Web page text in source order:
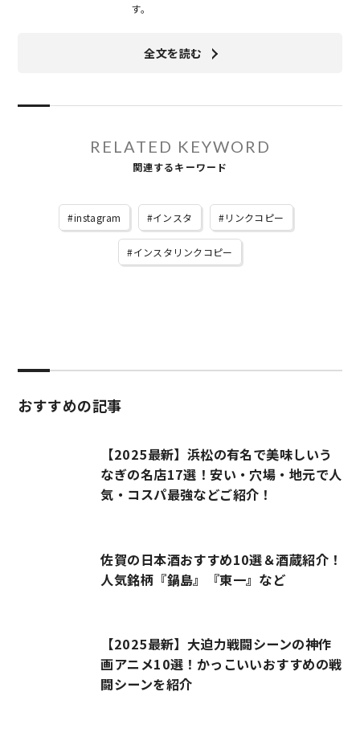
す。
全文を読む
RELATED KEYWORD
関連するキーワード
instagram インスタ リンクコピー
インスタリンクコピー
おすすめの記事
【2025最新】浜松の有名で美味しいう
なぎの名店17選！安い・穴場・地元で人
気・コスパ最強などご紹介！
佐賀の日本酒おすすめ10選＆酒蔵紹介！
人気銘柄『鍋島』『東一』など
【2025最新】大迫力戦闘シーンの神作
画アニメ10選！かっこいいおすすめの戦
闘シーンを紹介